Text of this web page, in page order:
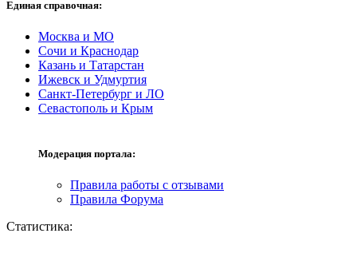
Единая справочная:
Москва и МО
Сочи и Краснодар
Казань и Татарстан
Ижевск и Удмуртия
Санкт-Петербург и ЛО
Севастополь и Крым
Модерация портала:
Правила работы с отзывами
Правила Форума
Статистика: